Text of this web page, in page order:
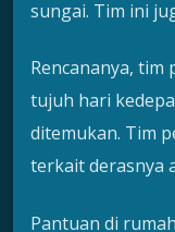
sungai. Tim ini
Rencananya,
tujuh hari
ditemukan. Tim
terkait derasnya
Pantuan di